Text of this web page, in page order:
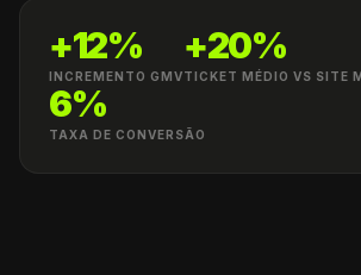
+12%
INCREMENTO GMV
+20%
TICKET MÉDIO VS SITE
6%
TAXA DE CONVERSÃO